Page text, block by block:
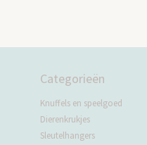
Categorieën
Knuffels en speelgoed
Dierenkrukjes
Sleutelhangers